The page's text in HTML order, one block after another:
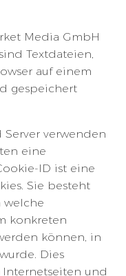
Media GmbH
Textdateien,
auf einem
gespeichert
verwenden
eine
ID ist eine
Sie besteht
welche
konkreten
können, in
Dies
und